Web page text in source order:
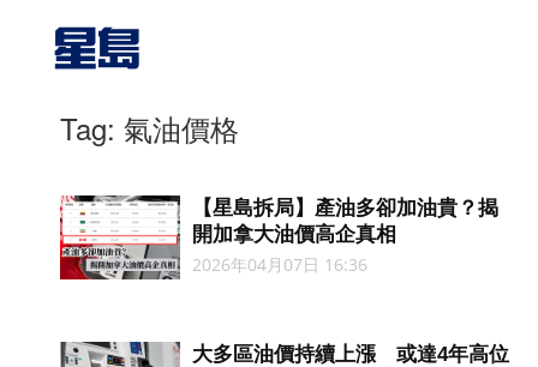
Tag: 氣油價格
【星島拆局】產油多卻加油貴？揭
開加拿大油價高企真相
2026年04月07日 16:36
大多區油價持續上漲 或達4年高位